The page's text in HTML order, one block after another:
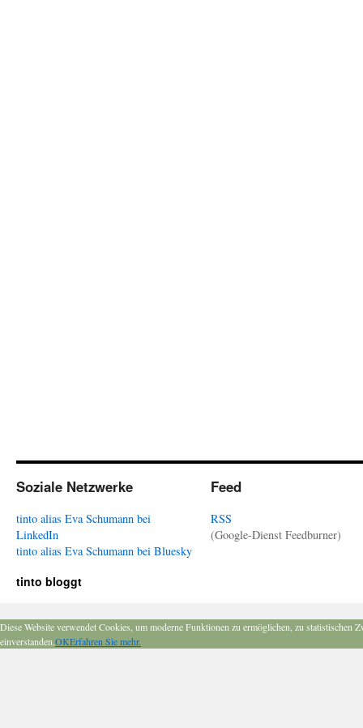
Soziale Netzwerke
tinto alias Eva Schumann bei
LinkedIn
tinto alias Eva Schumann bei Bluesky
Feed
RSS
(Google-Dienst Feedburner)
tinto bloggt
Diese Website verwendet Cookies, um moderne Funktionen zu ermöglichen, zu
einverstanden.OKErfahren Sie mehr.